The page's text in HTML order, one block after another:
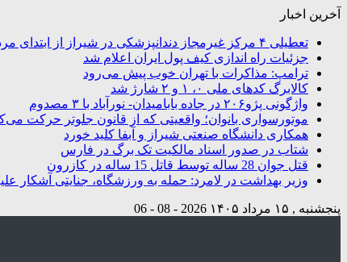
آخرین اخبار
تعطیلی ۴ مرکز غیرمجاز دندانپزشکی در شیراز از ابتدای مردادماه تاکنون
جزئیات راه اندازی کیف پول ایران اعلام شد
ترامپ: مذاکرات با تهران خوب پیش می‌رود
کالابرگ کدهای ملی ۰، ۱ و ۲ شارژ شد
واژگونی پژو۲۰۶ در جاده بابامیدان- نورآباد با ۳ مصدوم
موتورسواری بانوان؛ واقعیتی که از قانون جلوتر حرکت
همکاری دانشگاه صنعتی شیراز و آبفا کلید خورد
شتاب در صدور اسناد مالکیت تک برگ در فارس
قتل جوان 28 ساله توسط قاتل 15 ساله در کازرون
وزیر بهداشت در لامرد: حمله به ورزشگاه، جنایتی آشکار
پنجشنبه , ۱۵ مرداد ۱۴۰۵ 2026 - 08 - 06